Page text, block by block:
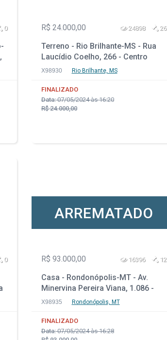
0 R$ 24.000,00 24898 26
Terreno - Rio Brilhante-MS - Rua
Laucídio Coelho, 266 - Centro
X98930 Rio Brilhante, MS
FINALIZADO
Data:07/05/2024 às 16:20
R$ 24.000,00
0
ARREMATADO
R$ 93.000,00 16396 12
Casa - Rondonópolis-MT - Av.
Minervina Pereira Viana, 1.086 -
Casa 02 - Jardim Liberdade
X98935 Rondonópolis, MT
FINALIZADO
Data:07/05/2024 às 16:28